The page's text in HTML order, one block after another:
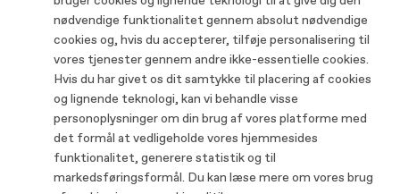
nødvendige funktionalitet gennem absolut nødvendige
cookies og, hvis du accepterer, tilføje personalisering til
vores tjenester gennem andre ikke-essentielle cookies.
Hvis du har givet os dit samtykke til placering af cookies
og lignende teknologi, kan vi behandle visse
personoplysninger om din brug af vores platforme med
det formål at vedligeholde vores hjemmesides
funktionalitet, generere statistik og til
markedsføringsformål. Du kan læse mere om vores brug